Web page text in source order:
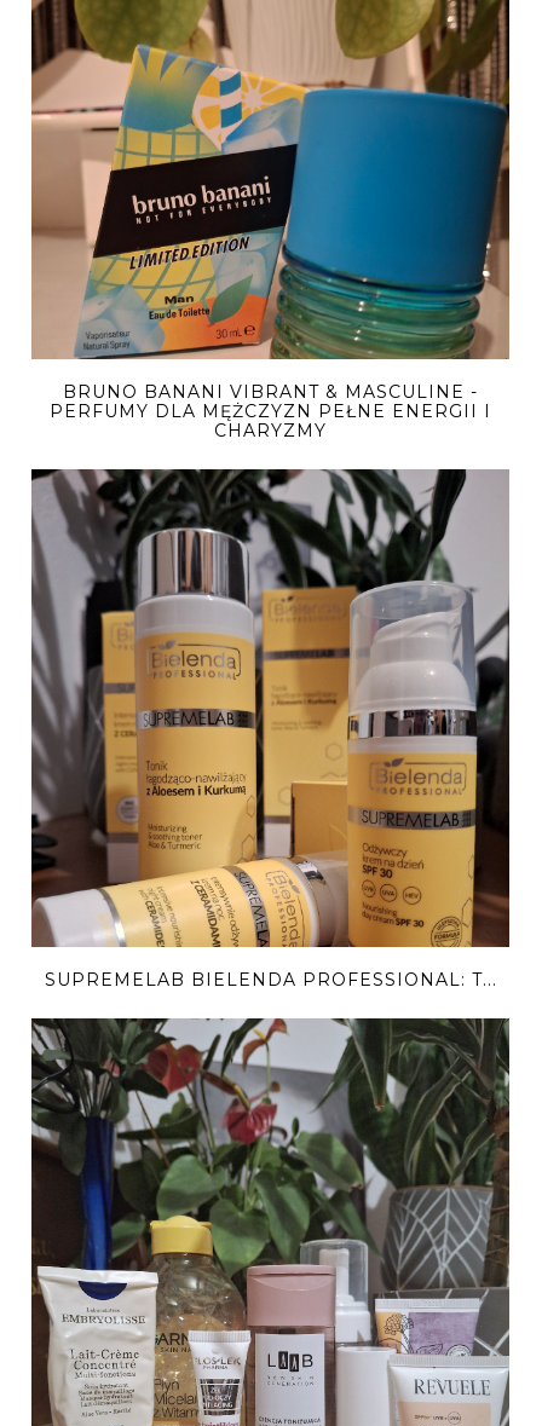
BRUNO BANANI VIBRANT & MASCULINE -
PERFUMY DLA MĘŻCZYZN PEŁNE ENERGII I
CHARYZMY
SUPREMELAB BIELENDA PROFESSIONAL: T...